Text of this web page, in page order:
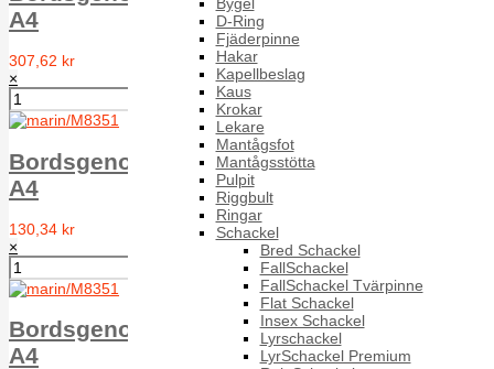
D-Ring
Fjäderpinne
Hakar
Kapellbeslag
Kaus
Krokar
Lekare
Mantågsfot
Mantågsstötta
Pulpit
Riggbult
Ringar
Schackel
Bred Schackel
FallSchackel
FallSchackel Tvärpinne
Flat Schackel
Insex Schackel
Lyrschackel
LyrSchackel Premium
A4
307,62 kr
×
Bordsgenomföring Kullrig Syrafast 1/2",
A4
130,34 kr
×
Bordsgenomföring Kullrig Syrafast 3/4",
A4